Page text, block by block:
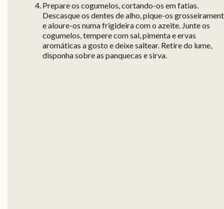
Prepare os cogumelos, cortando-os em fatias.
Descasque os dentes de alho, pique-os
e aloure-os numa frigideira com o azeite. Junte os
cogumelos, tempere com sal, pimenta e ervas
aromáticas a gosto e deixe saltear. Retire do lume,
disponha sobre as panquecas e sirva.